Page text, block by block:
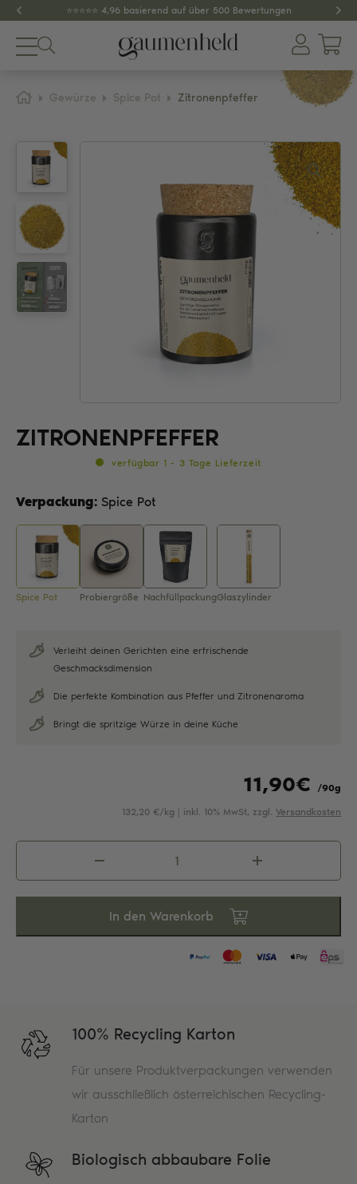
⭐️⭐️⭐️⭐️⭐️ 4,96 basierend auf über 500 Bewertungen
Gewürze
Tee
Dips & Pestos
Zubehör
GESCHENKIDEEN
Gewürze Spice Pot Zitronenpfeffer
ZITRONENPFEFFER
verfügbar 1 - 3 Tage Lieferzeit
Verpackung: Spice Pot
Spice Pot Probiergröße NachfüllpackungGlaszylinder
Verleiht deinen Gerichten eine erfrischende
Geschmacksdimension
Die perfekte Kombination aus Pfeffer und Zitronenaroma
Bringt die spritzige Würze in deine Küche
11,90€ /90g
132,20 €/kg | inkl. 10% MwSt, zzgl. Versandkosten
In den Warenkorb
100% Recycling Karton
Für unsere Produktverpackungen verwenden
wir ausschließlich österreichischen Recycling-
Karton
Biologisch abbaubare Folie